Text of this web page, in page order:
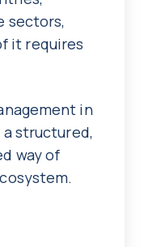
sectors,
it requires
in
a structured,
way of